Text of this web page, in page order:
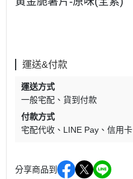
運送&付款
運送方式
一般宅配
貨到付款
付款方式
宅配代收
LINE Pay 信用卡
分享商品到